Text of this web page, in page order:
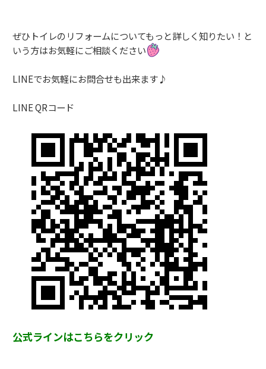
ぜひトイレのリフォームについてもっと詳しく知りたい！と
いう方はお気軽にご相談ください
LINEでお気軽にお問合せも出来ます♪
LINE QRコード
公式ラインはこちらをクリック